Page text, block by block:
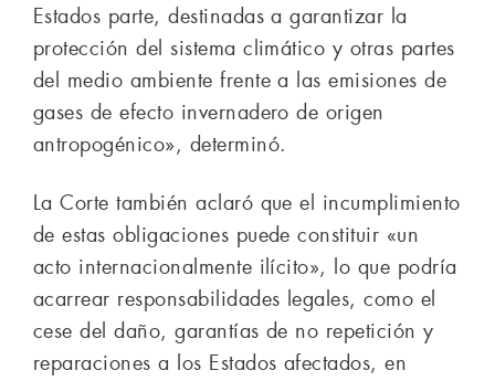
Estados parte, destinadas a garantizar la
protección del sistema climático y otras partes
del medio ambiente frente a las emisiones de
gases de efecto invernadero de origen
antropogénico», determinó.
La Corte también aclaró que el incumplimiento
de estas obligaciones puede constituir «un
acto internacionalmente ilícito», lo que podría
acarrear responsabilidades legales, como el
cese del daño, garantías de no repetición y
reparaciones a los Estados afectados, en